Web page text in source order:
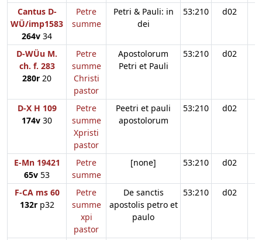
Cantus D-
WÜ/imp1583
264v 34
Petre
summe
Petri & Pauli: in
dei
53:210 d02
D-WÜu M.
ch. f. 283
280r 20
Petre
summe
Christi
pastor
Apostolorum
Petri et Pauli
53:210 d02
D-X H 109
174v 30
Petre
summe
Xpristi
pastor
Peetri et pauli
apostolorum
53:210 d02
E-Mn 19421
65v 53
Petre
summe
[none] 53:210 d02
F-CA ms 60
132rp32
Petre
summe
xpi
pastor
De sanctis
apostolis petro et
paulo
53:210 d02